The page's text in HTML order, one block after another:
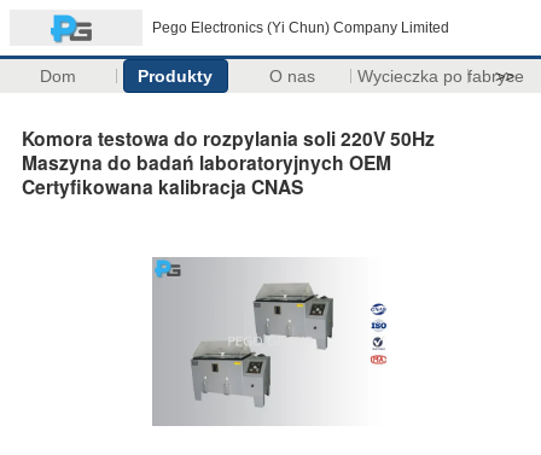
Pego Electronics (Yi Chun) Company Limited
Dom Produkty O nas Wycieczka po fabryce
>>
Komora testowa do rozpylania soli 220V 50Hz
Maszyna do badań laboratoryjnych OEM
Certyfikowana kalibracja CNAS